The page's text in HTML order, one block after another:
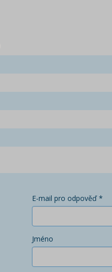
E-mail pro odpověď *
Jméno